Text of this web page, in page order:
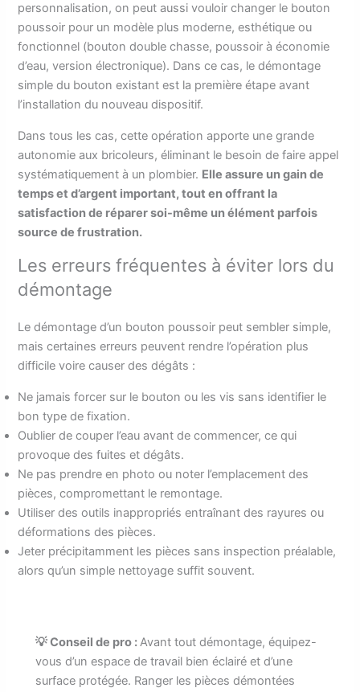
personnalisation, on peut aussi vouloir changer le bouton
poussoir pour un modèle plus moderne, esthétique ou
fonctionnel (bouton double chasse, poussoir à économie
d’eau, version électronique). Dans ce cas, le démontage
simple du bouton existant est la première étape avant
l’installation du nouveau dispositif.
Dans tous les cas, cette opération apporte une grande
autonomie aux bricoleurs, éliminant le besoin de faire appel
systématiquement à un plombier. Elle assure un gain de
temps et d’argent important, tout en offrant la
satisfaction de réparer soi-même un élément parfois
source de frustration.
Les erreurs fréquentes à éviter lors du
démontage
Le démontage d’un bouton poussoir peut sembler simple,
mais certaines erreurs peuvent rendre l’opération plus
difficile voire causer des dégâts :
Ne jamais forcer sur le bouton ou les vis sans identifier le
bon type de fixation.
Oublier de couper l’eau avant de commencer, ce qui
provoque des fuites et dégâts.
Ne pas prendre en photo ou noter l’emplacement des
pièces, compromettant le remontage.
Utiliser des outils inappropriés entraînant des rayures ou
déformations des pièces.
Jeter précipitamment les pièces sans inspection préalable,
alors qu’un simple nettoyage suffit souvent.
💡 Conseil de pro :Avant tout démontage, équipez-
vous d’un espace de travail bien éclairé et d’une
surface protégée. Ranger les pièces démontées